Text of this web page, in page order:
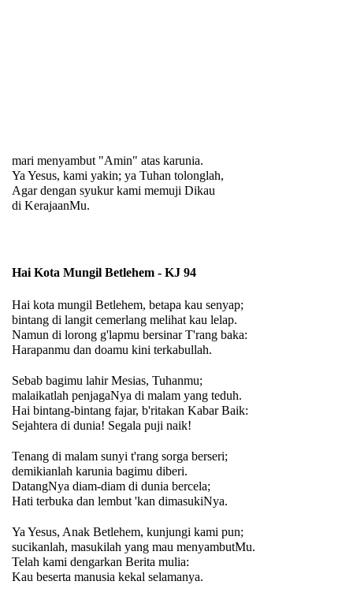
mari menyambut "Amin" atas karunia.
Ya Yesus, kami yakin; ya Tuhan tolonglah,
Agar dengan syukur kami memuji Dikau
di KerajaanMu.
Hai Kota Mungil Betlehem - KJ 94
Hai kota mungil Betlehem, betapa kau senyap;
bintang di langit cemerlang melihat kau lelap.
Namun di lorong g'lapmu bersinar T'rang baka:
Harapanmu dan doamu kini terkabullah.
Sebab bagimu lahir Mesias, Tuhanmu;
malaikatlah penjagaNya di malam yang teduh.
Hai bintang-bintang fajar, b'ritakan Kabar Baik:
Sejahtera di dunia! Segala puji naik!
Tenang di malam sunyi t'rang sorga berseri;
demikianlah karunia bagimu diberi.
DatangNya diam-diam di dunia bercela;
Hati terbuka dan lembut 'kan dimasukiNya.
Ya Yesus, Anak Betlehem, kunjungi kami pun;
sucikanlah, masukilah yang mau menyambutMu.
Telah kami dengarkan Berita mulia:
Kau beserta manusia kekal selamanya.